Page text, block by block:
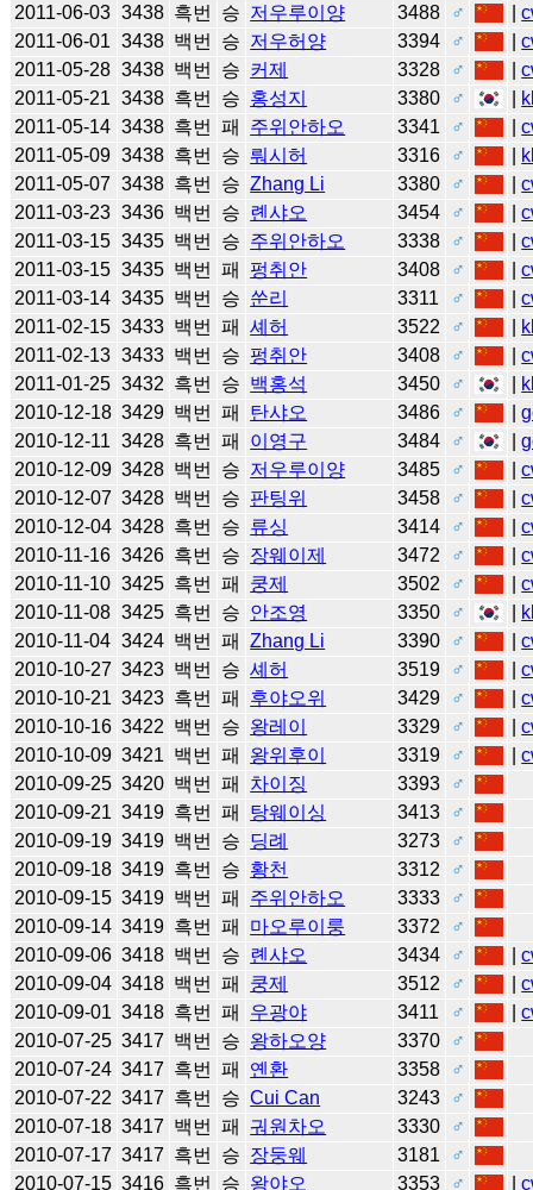
2011-06-03 3438 흑번 승 저우루이양 3488 ♂ |
2011-06-01 3438 백번 승 저우허양 3394 ♂ |
2011-05-28 3438 백번 승 커제 3328 ♂ |
2011-05-21 3438 흑번 승 홍성지 3380 ♂
2011-05-14 3438 흑번 패 주위안하오 3341 ♂ |
2011-05-09 3438 흑번 승 뤄시허 3316 ♂
2011-05-07 3438 흑번 승 Zhang Li 3380 ♂ |
2011-03-23 3436 백번 승 롄샤오 3454 ♂ |
2011-03-15 3435 백번 승 주위안하오 3338 ♂ |
2011-03-15 3435 백번 패 펑취안 3408 ♂ |
2011-03-14 3435 백번 승 쑨리 3311 ♂ |
2011-02-15 3433 백번 패 셰허 3522 ♂
2011-02-13 3433 백번 승 펑취안 3408 ♂ |
2011-01-25 3432 흑번 승 백홍석 3450 ♂
2010-12-18 3429 백번 패 탄샤오 3486 ♂ |
2010-12-11 3428 흑번 패 이영구 3484 ♂ |
2010-12-09 3428 백번 승 저우루이양 3485 ♂ |
2010-12-07 3428 백번 승 판팅위 3458 ♂ |
2010-12-04 3428 흑번 승 류싱 3414 ♂ |
2010-11-16 3426 흑번 승 장웨이제 3472 ♂ |
2010-11-10 3425 흑번 패 쿵제 3502 ♂ |
2010-11-08 3425 흑번 승 안조영 3350 ♂
2010-11-04 3424 백번 패 Zhang Li 3390 ♂ |
2010-10-27 3423 백번 승 셰허 3519 ♂ |
2010-10-21 3423 흑번 패 후야오위 3429 ♂ |
2010-10-16 3422 백번 승 왕레이 3329 ♂ |
2010-10-09 3421 백번 패 왕위후이 3319 ♂ |
2010-09-25 3420 백번 패 차이징 3393
♂
2010-09-21 3419 흑번 패 탕웨이싱 3413
♂
2010-09-19 3419 백번 승 딩례 3273
♂
2010-09-18 3419 흑번 승 황천 3312
♂
2010-09-15 3419 백번 패 주위안하오 3333
♂
2010-09-14 3419 흑번 패 마오루이룽 3372
♂
2010-09-06 3418 백번 승 롄샤오 3434 ♂ |
2010-09-04 3418 백번 패 쿵제 3512 ♂ |
2010-09-01 3418 흑번 패 우광야 3411 ♂ |
2010-07-25 3417 백번 승 왕하오양 3370
♂
2010-07-24 3417 흑번 패 옌환 3358
♂
2010-07-22 3417 흑번 승 Cui Can 3243
♂
2010-07-18 3417 백번 패 궈원차오 3330
♂
2010-07-17 3417 흑번 승 장둥웨 3181
♂
2010-07-15 3416 흑번 승 왕야오 3353 ♂ |